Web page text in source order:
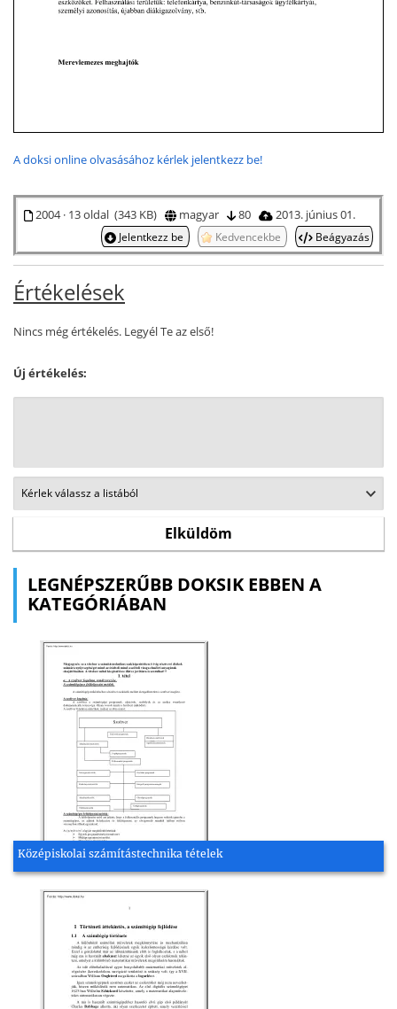
A doksi online olvasásához kérlek jelentkezz be!
2004 · 13 oldal (343 KB) magyar 80 2013. június 01.
Jelentkezz be Kedvencekbe Beágyazás
Értékelések
Nincs még értékelés. Legyél Te az első!
Új értékelés:
LEGNÉPSZERŰBB DOKSIK EBBEN A
KATEGÓRIÁBAN
Középiskolai számítástechnika tételek